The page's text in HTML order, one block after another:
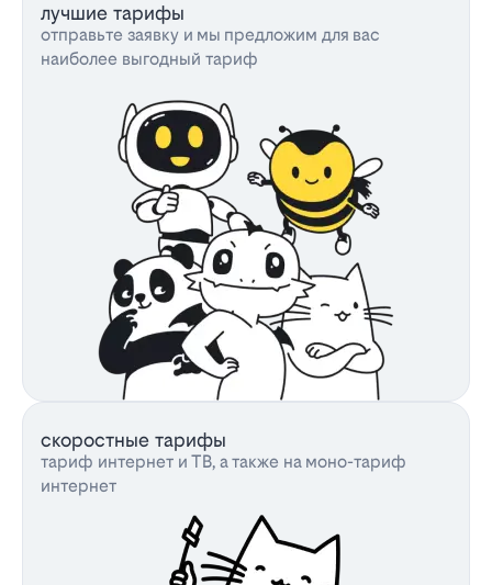
лучшие тарифы
отправьте заявку и мы предложим для вас
наиболее выгодный тариф
скоростные тарифы
тариф интернет и ТВ, а также на моно-тариф
интернет